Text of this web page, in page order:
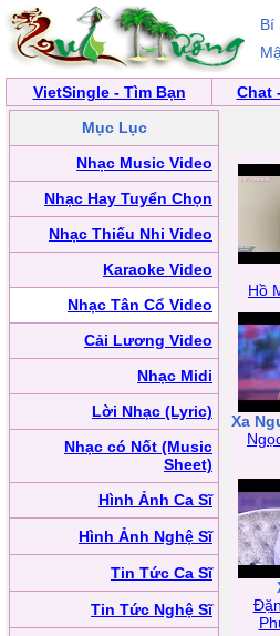
Bí
VietSingle - Tìm Bạn Chat
Mục Lục
Nhạc Music Video
Nhạc Hay Tuyển Chọn
Nhạc Thiếu Nhi Video
Karaoke Video
Nhạc Tân Cổ Video
Cải Lương Video
Nhạc Midi
Lời Nhạc (Lyric)
Nhạc có Nốt (Music
Sheet)
Hình Ảnh Ca Sĩ
Hình Ảnh Nghệ Sĩ
Tin Tức Ca Sĩ
Tin Tức Nghệ Sĩ
Hồ
Xa